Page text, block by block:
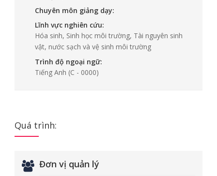
Chuyên môn giảng dạy:
Lĩnh vực nghiên cứu:
Hóa sinh, Sinh học môi trường, Tài nguyên sinh
vật, nước sạch và vệ sinh môi trường
Trình độ ngoại ngữ:
Tiếng Anh (C - 0000)
Quá trình:
Đơn vị quản lý